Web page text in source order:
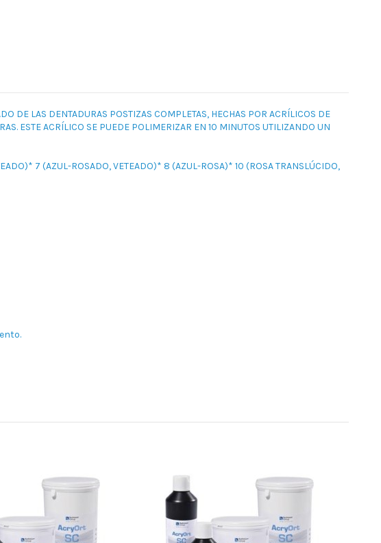
DE LAS DENTADURAS POSTIZAS COMPLETAS, HECHAS POR ACRÍLICOS DE
ESTE ACRÍLICO SE PUEDE POLIMERIZAR EN 10 MINUTOS UTILIZANDO UN
7 (AZUL-ROSADO, VETEADO)* 8 (AZUL-ROSA)* 10 (ROSA TRANSLÚCIDO,